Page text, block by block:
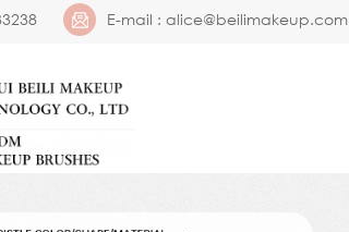
E-mail : alice@beilimakeup.com